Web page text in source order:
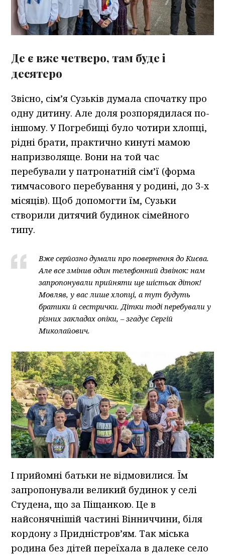
Де є вже четверо, там буде і
десятеро
Звісно, сім’я Сузьків думала спочатку про
одну дитину. Але доля розпорядилася по-
іншому. У Погребищі було чотири хлопці,
рідні брати, практично кинуті мамою
напризволяще. Вони на той час
перебували у патронатній сім’ї (форма
тимчасового перебування у родині, до 3-х
місяців). Щоб допомогти їм, Сузьки
створили дитячий будинок сімейного
типу.
Вже серйозно думали про повернення до Києва.
Але все змінив один телефонний дзвінок: нам
запропонували прийняти ще шістьох діток!
Мовляв, у вас лише хлопці, а тут будуть
братики й сестрички. Дітки тоді перебували у
різних закладах опіки, – згадує Сергій
Миколайович.
І прийомні батьки не відмовилися. Їм
запропонували великий будинок у селі
Студена, що за Піщанкою. Це в
найсонячнішій частині Вінниччини, біля
кордону з Придністров’ям. Так міська
родина без дітей переїхала в далеке село